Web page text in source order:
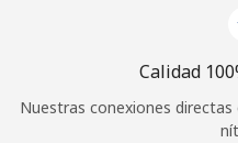
Calidad
Nuestras conexiones